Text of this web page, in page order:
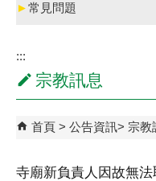
►常見問題
:::
宗教訊息
首頁 公告資訊 宗教
寺廟新負責人因故無